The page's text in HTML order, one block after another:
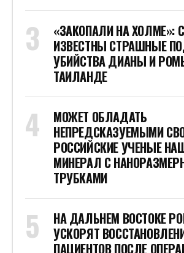
«ЗАКОПАЛИ НА ХОЛМЕ»:
ИЗВЕСТНЫ СТРАШНЫЕ
УБИЙСТВА ДИАНЫ И
ТАИЛАНДЕ
МОЖЕТ ОБЛАДАТЬ
НЕПРЕДСКАЗУЕМЫМИ
РОССИЙСКИЕ УЧЕНЫЕ
МИНЕРАЛ С
ТРУБКАМИ
НА ДАЛЬНЕМ ВОСТОКЕ
УСКОРЯТ
ПАЦИЕНТОВ ПОСЛЕ